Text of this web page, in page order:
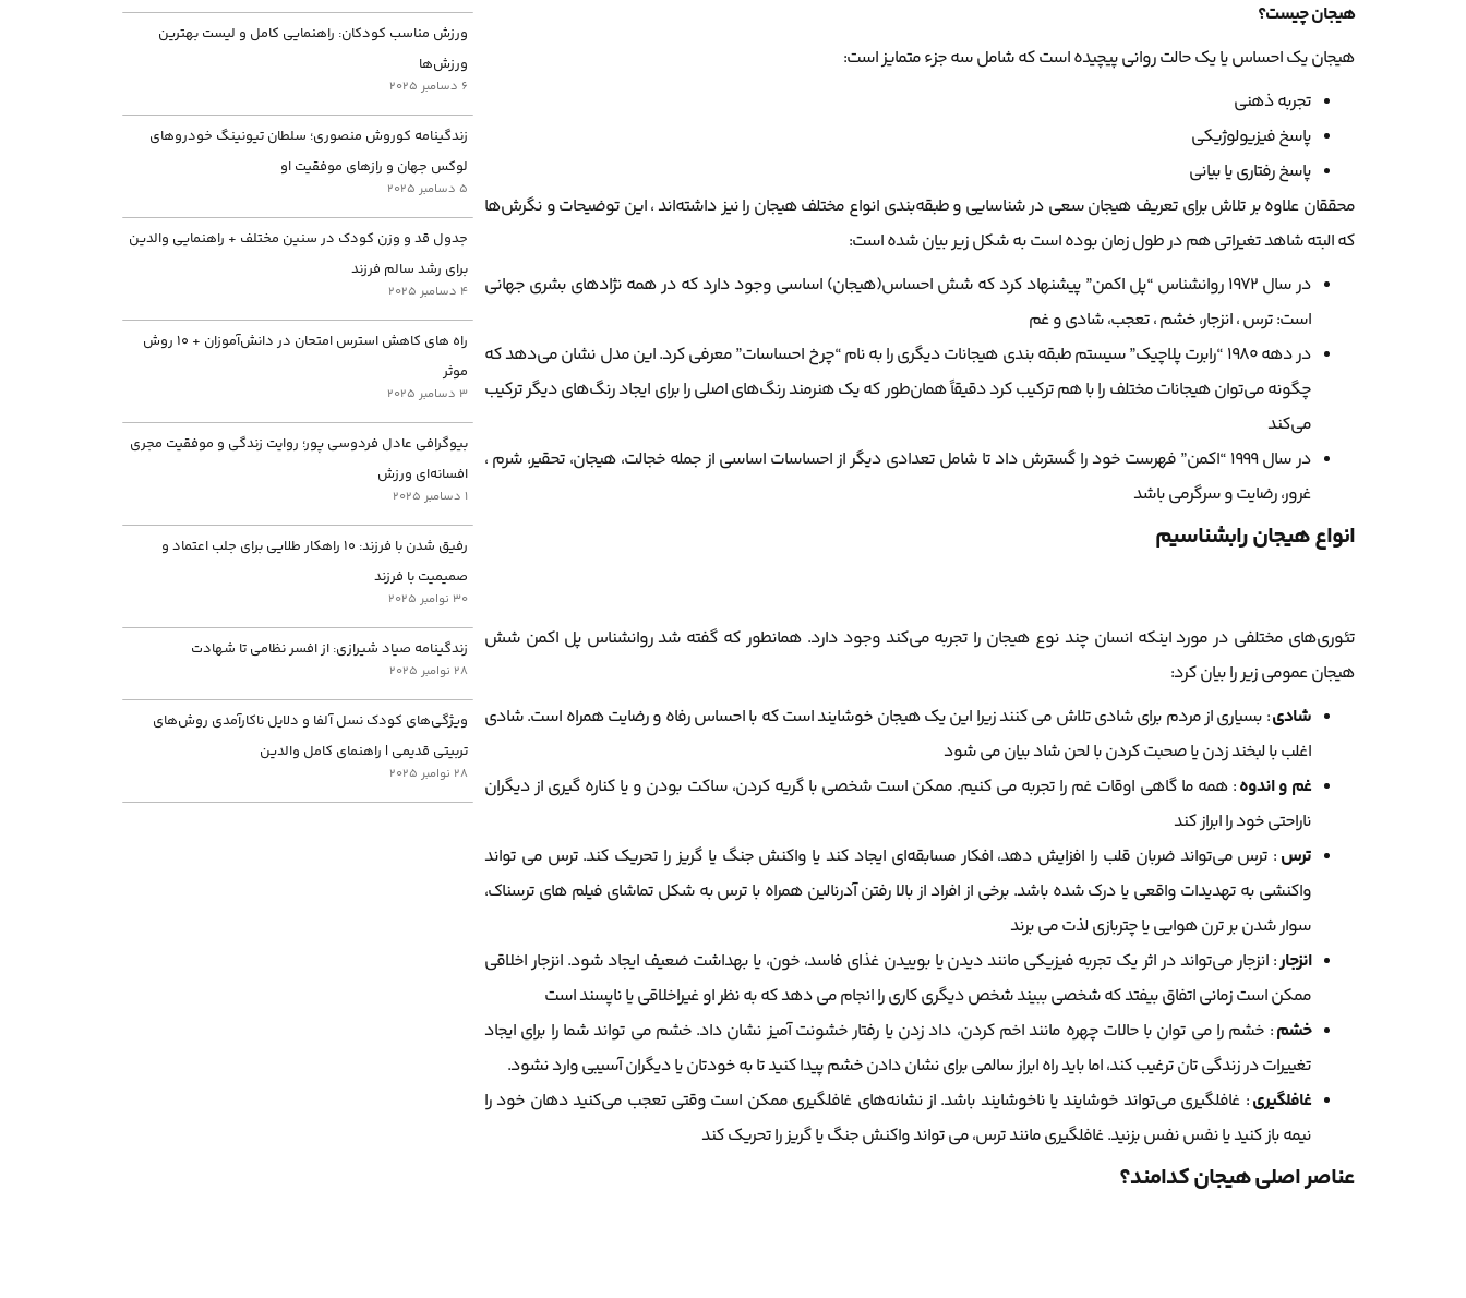
هیجان چیست؟
هیجان یک احساس یا یک حالت روانی پیچیده است که شامل سه جزء متمایز است:
تجربه ذهنی
پاسخ فیزیولوژیکی
پاسخ رفتاری یا بیانی
محققان علاوه بر تلاش برای تعریف هیجان سعی در شناسایی و طبقه‌بندی انواع مختلف هیجان را نیز داشته‌اند ، این توضیحات و نگرش‌ها
که البته شاهد تغیراتی هم در طول زمان بوده است به شکل زیر بیان شده است:
در سال 1972 روانشناس “پل اکمن” پیشنهاد کرد که شش احساس(هیجان) اساسی وجود دارد که در همه نژادهای بشری جهانی
است: ترس ، انزجار، خشم ، تعجب، شادی و غم
در دهه 1980 “رابرت پلاچیک” سیستم طبقه بندی هیجانات دیگری را به نام “چرخ احساسات” معرفی کرد. این مدل نشان می‌دهد که
چگونه می‌توان هیجانات مختلف را با هم ترکیب کرد دقیقاً همان‌طور که یک هنرمند رنگ‌های اصلی را برای ایجاد رنگ‌های دیگر ترکیب
می‌کند
در سال 1999 “اکمن” فهرست خود را گسترش داد تا شامل تعدادی دیگر از احساسات اساسی از جمله خجالت، هیجان، تحقیر، شرم ،
غرور، رضایت و سرگرمی باشد
انواع هیجان رابشناسیم
تئوری‌های مختلفی در مورد اینکه انسان چند نوع هیجان را تجربه می‌کند وجود دارد. همانطور که گفته شد روانشناس پل اکمن شش
هیجان عمومی زیر را بیان کرد:
شادی: بسیاری از مردم برای شادی تلاش می کنند زیرا این یک هیجان خوشایند است که با احساس رفاه و رضایت همراه است. شادی
اغلب با لبخند زدن یا صحبت کردن با لحن شاد بیان می شود
غم و اندوه: همه ما گاهی اوقات غم را تجربه می کنیم. ممکن است شخصی با گریه کردن، ساکت بودن و یا کناره گیری از دیگران
ناراحتی خود را ابراز کند
ترس : ترس می‌تواند ضربان قلب را افزایش دهد، افکار مسابقه‌ای ایجاد کند یا واکنش جنگ یا گریز را تحریک کند. ترس می تواند
واکنشی به تهدیدات واقعی یا درک شده باشد. برخی از افراد از بالا رفتن آدرنالین همراه با ترس به شکل تماشای فیلم های ترسناک،
سوار شدن بر ترن هوایی یا چتربازی لذت می برند
انزجار: انزجار می‌تواند در اثر یک تجربه فیزیکی مانند دیدن یا بوییدن غذای فاسد، خون، یا بهداشت ضعیف ایجاد شود. انزجار اخلاقی
ممکن است زمانی اتفاق بیفتد که شخصی ببیند شخص دیگری کاری را انجام می دهد که به نظر او غیراخلاقی یا ناپسند است
خشم: خشم را می توان با حالات چهره مانند اخم کردن، داد زدن یا رفتار خشونت آمیز نشان داد. خشم می تواند شما را برای ایجاد
تغییرات در زندگی تان ترغیب کند، اما باید راه ابراز سالمی برای نشان دادن خشم پیدا کنید تا به خودتان یا دیگران آسیبی وارد نشود.
غافلگیری: غافلگیری می‌تواند خوشایند یا ناخوشایند باشد. از نشانه‌های غافلگیری ممکن است وقتی تعجب می‌کنید دهان خود را
نیمه باز کنید یا نفس نفس بزنید. غافلگیری مانند ترس، می تواند واکنش جنگ یا گریز را تحریک کند
عناصر اصلی هیجان کدامند؟
ورزش مناسب کودکان: راهنمایی کامل و لیست بهترین
ورزش‌ها
6 دسامبر 2025
زندگینامه کوروش منصوری؛ سلطان تیونینگ خودروهای
لوکس جهان و رازهای موفقیت او
5 دسامبر 2025
جدول قد و وزن کودک در سنین مختلف + راهنمایی والدین
برای رشد سالم فرزند
4 دسامبر 2025
راه های کاهش استرس امتحان در دانش‌آموزان + ۱۰ روش
موثر
3 دسامبر 2025
بیوگرافی عادل فردوسی پور؛ روایت زندگی و موفقیت مجری
افسانه‌ای ورزش
1 دسامبر 2025
رفیق شدن با فرزند: ۱۰ راهکار طلایی برای جلب اعتماد و
صمیمیت با فرزند
30 نوامبر 2025
زندگینامه صیاد شیرازی: از افسر نظامی تا شهادت
28 نوامبر 2025
ویژگی‌های کودک نسل آلفا و دلایل ناکارآمدی روش‌های
تربیتی قدیمی | راهنمای کامل والدین
28 نوامبر 2025